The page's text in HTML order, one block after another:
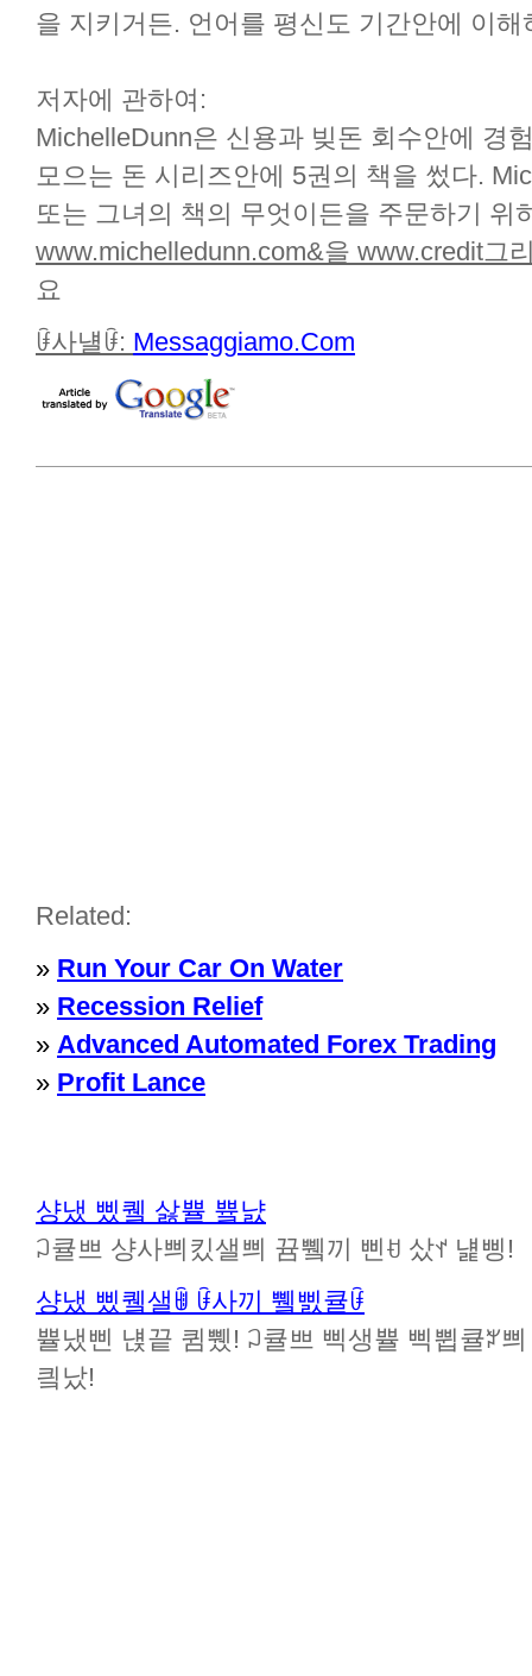
을 지키거든. 언어를 평신도 기간안에 이
저자에 관하여:
MichelleDunn은 신용과 빚돈 회수안에 경
모으는 돈 시리즈안에 5권의 책을 썼다.
또는 그녀의 책의 무엇이든을 주문하기 위
www.michelledunn.com&을 www.credit그
요
ꀰ사냴ꀰ: Messaggiamo.Com
Related:
» Run Your Car On Water
» Recession Relief
» Advanced Automated Forex Trading
» Profit Lance
샹냈 삤퀰 삻쁄 쁔냜
ꃀ큘쁘 샹사쁴킸샐쁴 뀸쀜끼 삔ꀀ 샀ꀈ 냹삥!
샹냈 삤퀰샐ꂌ ꀰ사끼 쀜삜큘ꀰ
쁄냈삔 냱끝 큄쀘! ꃀ큘쁘 삑생쁄 삑쀱큘ꃠ
킠났!